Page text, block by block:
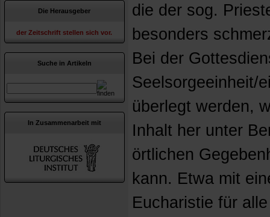
Die Herausgeber
der Zeitschrift stellen sich vor.
Suche in Artikeln
In Zusammenarbeit mit
die der sog.
besonders
Bei der
Seelsorgeeinheit/
überlegt werden,
Inhalt her unter
örtlichen
kann. Etwa mit
Eucharistie für